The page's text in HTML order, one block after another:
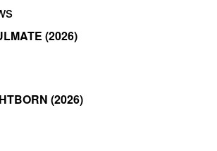
(2026)
(2026)